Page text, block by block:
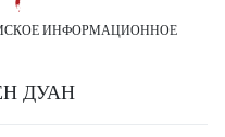
ИНФОРМАЦИОННОЕ
ДУАН